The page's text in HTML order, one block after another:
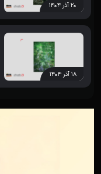
۲۰ آذر ۱۴۰۴
۱۸ آذر ۱۴۰۴